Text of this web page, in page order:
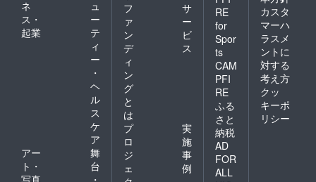
ネ
ス・
起業
ュ
ー
テ
ィ
ー
・
ヘ
ル
ス
ケ
ア
アー
ト・
舞
台
フ
ァ
ン
デ
ィ
ン
グ
と
は
サ
ー
ビ
ス
プ
ロ
ジ
ェ
実
施
事
例
RE
for
Spor
ts
CAM
PFI
RE
ふる
さと
納税
AD
FOR
ALL
カスタ
マーハ
ラスメ
ントに
対する
考え方
クッ
キーポ
リシー